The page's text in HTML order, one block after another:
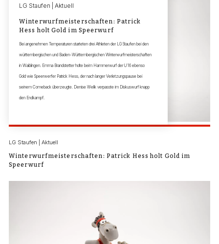
LG Staufen | Aktuell
Winterwurfmeisterschaften: Patrick
Hess holt Gold im Speerwurf
Bei angenehmen Temperaturen starteten drei Athleten der LG Staufen bei den
württembergischen und Baden-Württembergischen Winterwurfmeisterschaften
in Waiblingen. Emma Brandstetter holte beim Hammerwurf der U16 ebenso
Gold wie Speerwerfer Patrick Hess, der nach langer Verletzungspause bei
seinem Comeback überzeugte. Denise Welik verpasste im Diskuswurf knapp
den Endkampf.
LG Staufen | Aktuell
Winterwurfmeisterschaften: Patrick Hess holt Gold im
Speerwurf